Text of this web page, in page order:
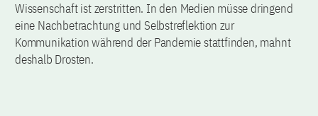
Wissenschaft ist zerstritten. In den Medien müsse dringend
eine Nachbetrachtung und Selbstreflektion zur
Kommunikation während der Pandemie stattfinden, mahnt
deshalb Drosten.